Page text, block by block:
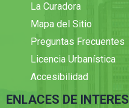
La Curadora
Mapa del Sitio
Preguntas Frecuentes
Licencia Urbanística
Accesibilidad
ENLACES DE INTERES